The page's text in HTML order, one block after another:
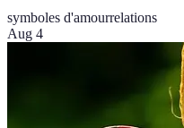
symboles d'amourrelations
Aug 4